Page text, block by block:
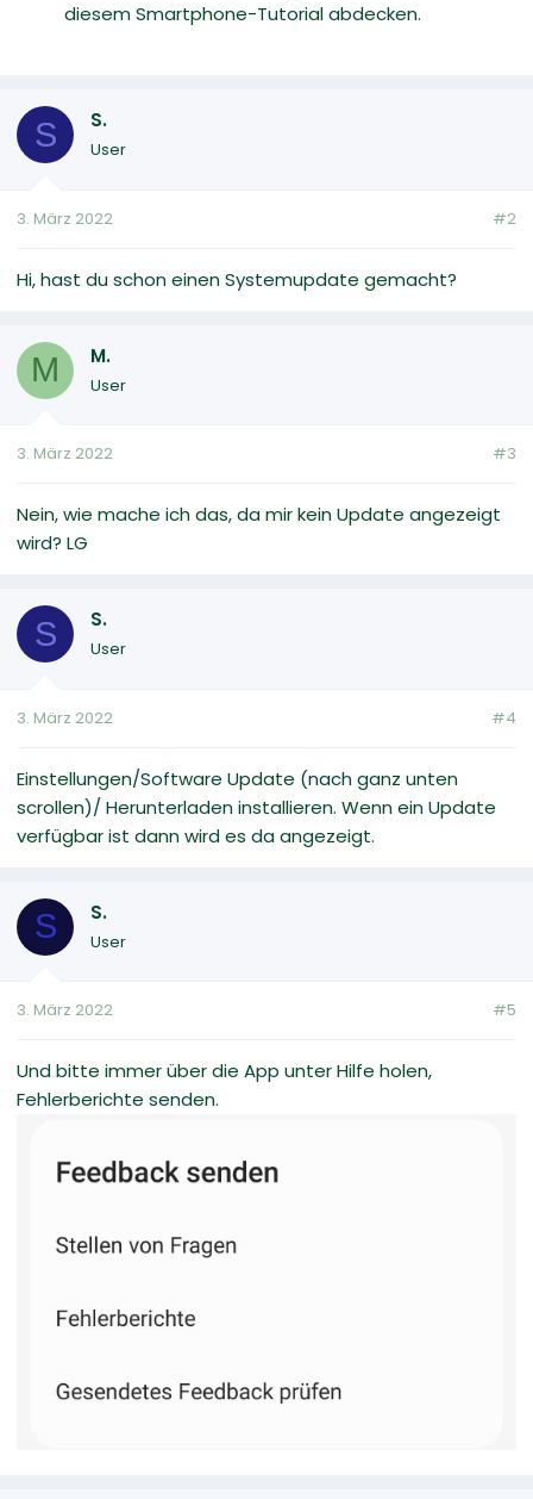
diesem Smartphone-Tutorial abdecken.
S S.
User
3. März 2022 #2
Hi, hast du schon einen Systemupdate gemacht?
M M.
User
3. März 2022 #3
Nein, wie mache ich das, da mir kein Update angezeigt
wird? LG
S S.
User
3. März 2022 #4
Einstellungen/Software Update (nach ganz unten
scrollen)/ Herunterladen installieren. Wenn ein Update
verfügbar ist dann wird es da angezeigt.
S S.
User
3. März 2022 #5
Und bitte immer über die App unter Hilfe holen,
Fehlerberichte senden.